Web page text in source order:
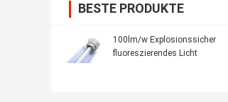
BESTE PRODUKTE
100lm/w Explosionssicher
fluoreszierendes Licht